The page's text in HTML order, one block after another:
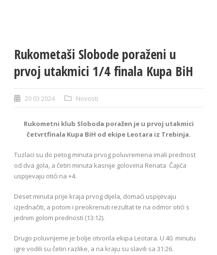
Rukometaši Slobode poraženi u
prvoj utakmici 1/4 finala Kupa BiH
20 03 2024 Novosti
Rukometni klub Sloboda poražen je u prvoj utakmici
četvrtfinala Kupa BiH od ekipe Leotara iz Trebinja.
Tuzlaci su do petog minuta prvog poluvremena imali prednost
od dva gola, a četiri minuta kasnije golovima Renata Čajića
uspijevaju otići na +4.
Deset minuta prije kraja prvog dijela, domaći uspijevaju
izjednačiti, a potom i preokrenuti rezultat te na odmor otići s
jednim golom prednosti (13:12).
Drugo poluvrijeme je bolje otvorila ekipa Leotara. U 40. minutu
igre vodili su četiri razlike, a na kraju su slavili sa 31:26.